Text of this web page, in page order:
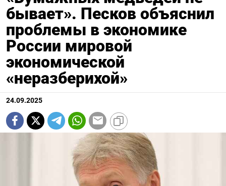
бывает». Песков объяснил
проблемы в экономике
России мировой
экономической
«неразберихой»
24.09.2025